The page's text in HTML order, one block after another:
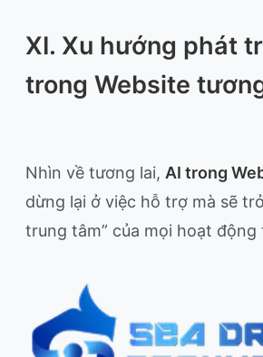
XI. Xu hướng phát
trong Website
Nhìn về tương lai, AI trong
dừng lại ở việc hỗ trợ mà sẽ
trung tâm” của mọi hoạt